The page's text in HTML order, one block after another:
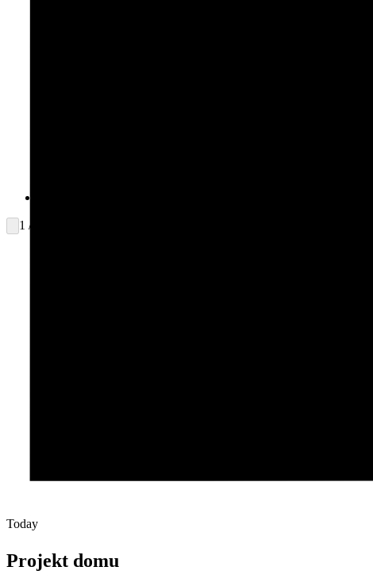
1 / 2
Today
Projekt domu